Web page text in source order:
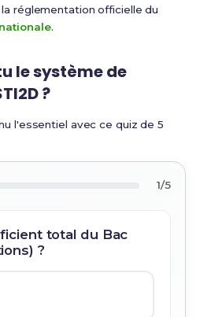
réglementation officielle du
.
le système de
?
l'essentiel avec ce quiz de 5
1/5
total du Bac
?